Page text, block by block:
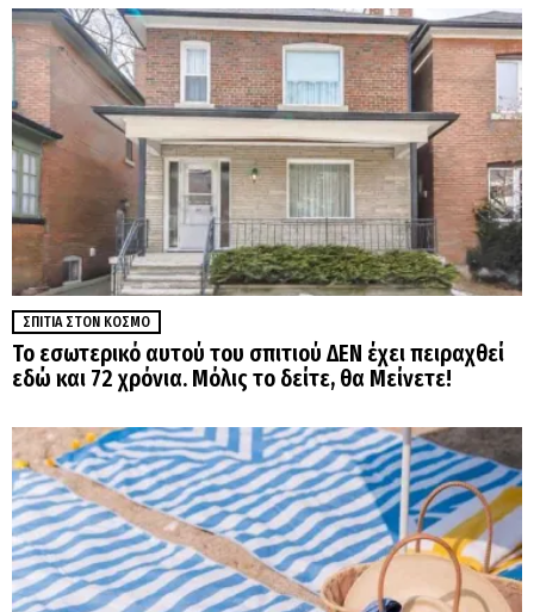
ΣΠΊΤΙΑ ΣΤΟΝ ΚΌΣΜΟ
Το εσωτερικό αυτού του σπιτιού ΔΕΝ έχει πειραχθεί
εδώ και 72 χρόνια. Μόλις το δείτε, θα Μείνετε!